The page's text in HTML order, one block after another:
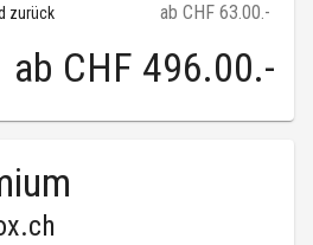
zurück ab CHF 63.00.-
ab CHF 496.00.-